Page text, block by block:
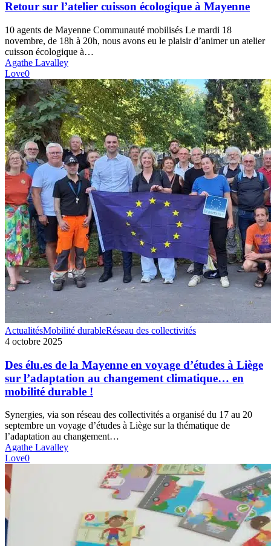
cuisson
à
Mayenne
Retour sur l’atelier cuisson écologique à Mayenne
10 agents de Mayenne Communauté mobilisés Le mardi 18
novembre, de 18h à 20h, nous avons eu le plaisir d’animer un atelier
cuisson écologique à…
Agathe Lavalley
Love0
Des
élu.es
la
Mayenne
en
voyage
à
Liège
sur
l’adaptation
au
changement
climatique…
en
durable
ActualitésMobilité durableRéseau des collectivités
4 octobre 2025
Des élu.es de la Mayenne en voyage d’études à Liège
sur l’adaptation au changement climatique… en
mobilité durable !
Synergies, via son réseau des collectivités a organisé du 17 au 20
septembre un voyage d’études à Liège sur la thématique de
l’adaptation au changement…
Agathe Lavalley
Love0